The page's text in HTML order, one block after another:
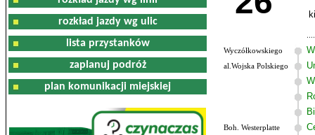
rozkład jazdy wg ulic
lista przystanków
zaplanuj podróż
plan komunikacji miejskiej
Wyczółkowskiego
al.Wojska Polskiego
Boh. Westerplatte